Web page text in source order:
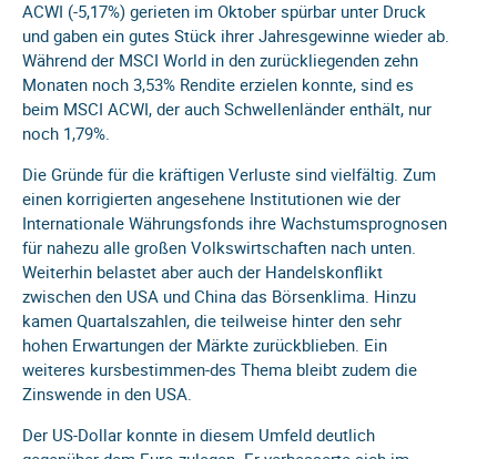
ACWI (-5,17%) gerieten im Oktober spürbar unter Druck
und gaben ein gutes Stück ihrer Jahresgewinne wieder ab.
Während der MSCI World in den zurückliegenden zehn
Monaten noch 3,53% Rendite erzielen konnte, sind es
beim MSCI ACWI, der auch Schwellenländer enthält, nur
noch 1,79%.
Die Gründe für die kräftigen Verluste sind vielfältig. Zum
einen korrigierten angesehene Institutionen wie der
Internationale Währungsfonds ihre Wachstumsprognosen
für nahezu alle großen Volkswirtschaften nach unten.
Weiterhin belastet aber auch der Handelskonflikt
zwischen den USA und China das Börsenklima. Hinzu
kamen Quartalszahlen, die teilweise hinter den sehr
hohen Erwartungen der Märkte zurückblieben. Ein
weiteres kursbestimmen-des Thema bleibt zudem die
Zinswende in den USA.
Der US-Dollar konnte in diesem Umfeld deutlich